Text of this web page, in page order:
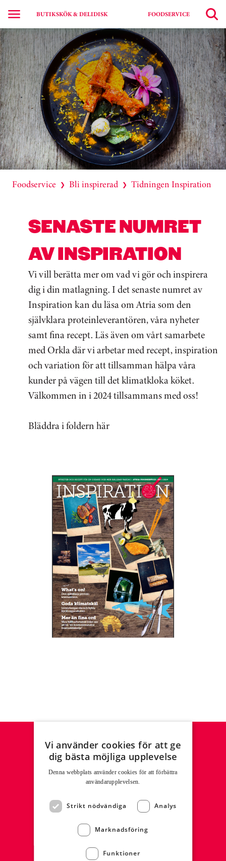
BUTIKSKÖK & DELIDISK FOODSERVICE
Foodservice ❯ Bli inspirerad ❯ Tidningen Inspiration
SENASTE NUMRET
AV INSPIRATION
Vi vill berätta mer om vad vi gör och inspirera
dig i din matlagning. I det senaste numret av
Inspiration kan du läsa om Atria som den
självklara proteinleverantören, våra nyheter
samt fina recept. Läs även om vårt samarbete
med Orkla där vi arbetar med recept, inspiration
och variation för att tillsamman hälpa våra
kunder på vägen till det klimatkloka köket.
Välkommen in i 2024 tillsammans med oss!
Bläddra i foldern här
FOODSERVICE
Sortiment
Recept
Broschyrer & Material
Nyhetsbrev
Vi använder cookies för att ge
dig bästa möjliga upplevelse
Denna webbplats använder cookies för att för­bättra
användar­upplevelsen.
Strikt nödvändiga Analys
Marknadsföring
Funktioner